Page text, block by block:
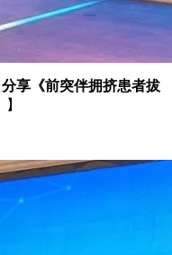
分享《前突伴拥挤患者拔
】